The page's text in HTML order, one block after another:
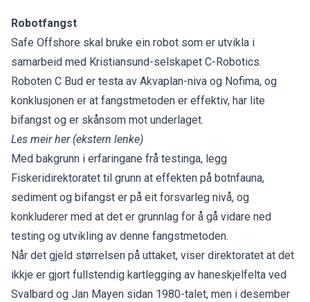
Robotfangst
Safe Offshore skal bruke ein robot som er utvikla i
samarbeid med Kristiansund-selskapet C-Robotics.
Roboten C Bud er testa av Akvaplan-niva og Nofima, og
konklusjonen er at fangstmetoden er effektiv, har lite
bifangst og er skånsom mot underlaget.
Les meir her(ekstern lenke)
Med bakgrunn i erfaringane frå testinga, legg
Fiskeridirektoratet til grunn at effekten på botnfauna,
sediment og bifangst er på eit forsvarleg nivå, og
konkluderer med at det er grunnlag for å gå vidare ned
testing og utvikling av denne fangstmetoden.
Når det gjeld størrelsen på uttaket, viser direktoratet at det
ikkje er gjort fullstendig kartlegging av haneskjelfelta ved
Svalbard og Jan Mayen sidan 1980-talet, men i desember